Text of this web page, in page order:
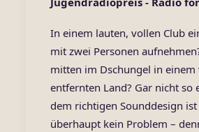
In einem lauten, vollen Club
mit zwei Personen
mitten im Dschungel in einem
entfernten Land? Gar nicht so
dem richtigen Sounddesign
überhaupt kein Problem – d